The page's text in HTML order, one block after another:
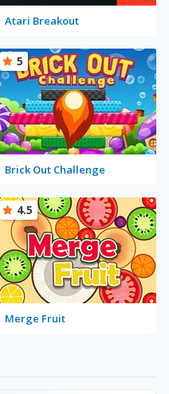
Atari Breakout
Brick Out Challenge
5
Merge Fruit
4.5